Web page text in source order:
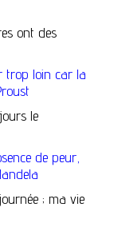
ont des
trop loin car la
le
de peur,
; ma vie